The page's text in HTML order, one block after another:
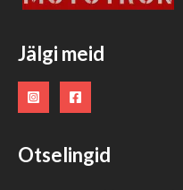
Jälgi meid
Otselingid